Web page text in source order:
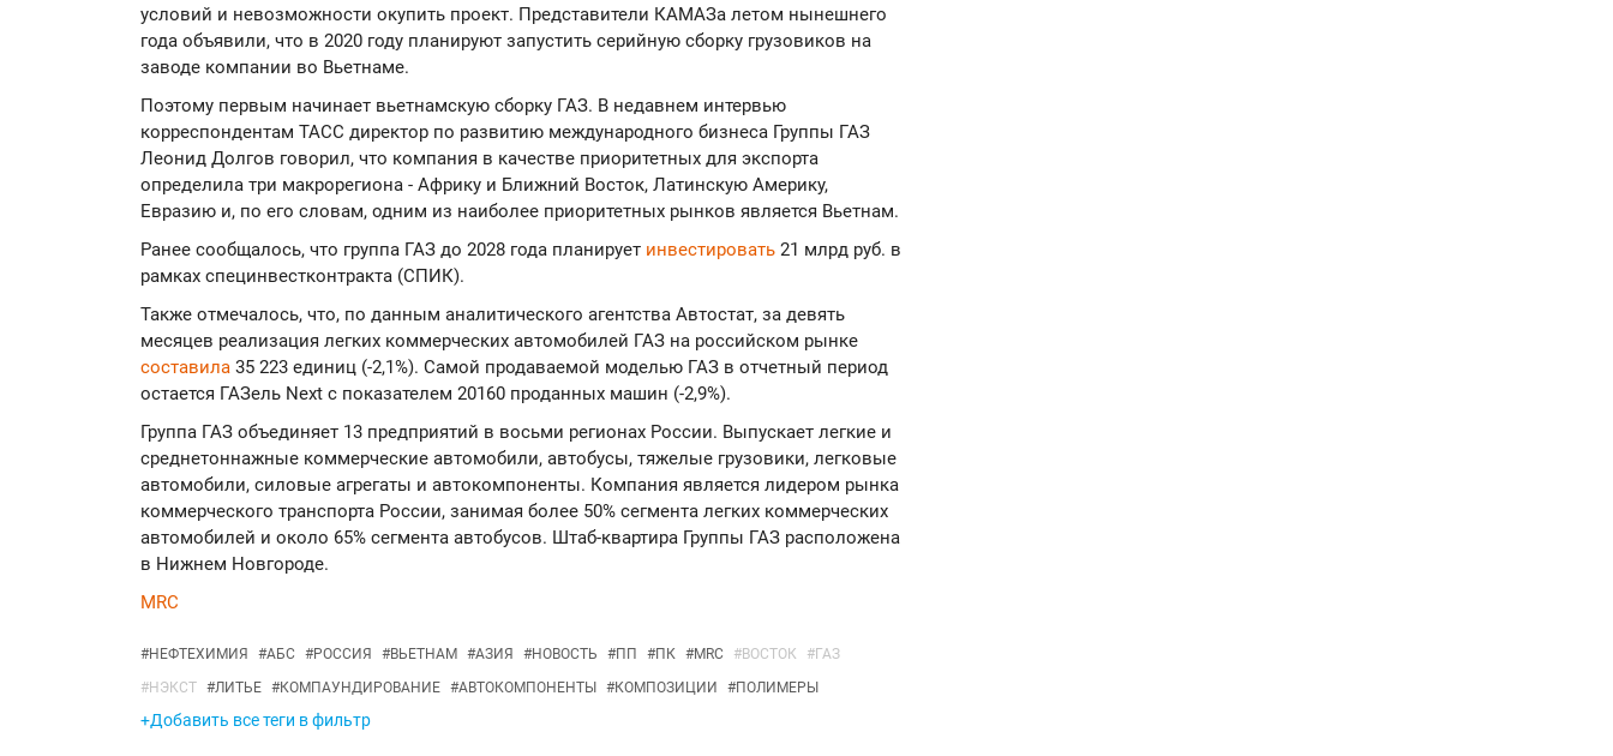
условий и невозможности окупить проект. Представители КАМАЗа летом нынешнего
года объявили, что в 2020 году планируют запустить серийную сборку грузовиков на
заводе компании во Вьетнаме.
Поэтому первым начинает вьетнамскую сборку ГАЗ. В недавнем интервью
корреспондентам ТАСС директор по развитию международного бизнеса Группы ГАЗ
Леонид Долгов говорил, что компания в качестве приоритетных для экспорта
определила три макрорегиона - Африку и Ближний Восток, Латинскую Америку,
Евразию и, по его словам, одним из наиболее приоритетных рынков является Вьетнам.
Ранее сообщалось, что группа ГАЗ до 2028 года планирует инвестировать 21 млрд руб. в
рамках специнвестконтракта (СПИК).
Также отмечалось, что, по данным аналитического агентства Автостат, за девять
месяцев реализация легких коммерческих автомобилей ГАЗ на российском рынке
составила 35 223 единиц (-2,1%). Самой продаваемой моделью ГАЗ в отчетный период
остается ГАЗель Next с показателем 20160 проданных машин (-2,9%).
Группа ГАЗ объединяет 13 предприятий в восьми регионах России. Выпускает легкие и
среднетоннажные коммерческие автомобили, автобусы, тяжелые грузовики, легковые
автомобили, силовые агрегаты и автокомпоненты. Компания является лидером рынка
коммерческого транспорта России, занимая более 50% сегмента легких коммерческих
автомобилей и около 65% сегмента автобусов. Штаб-квартира Группы ГАЗ расположена
в Нижнем Новгороде.
MRC
#НЕФТЕХИМИЯ #АБС #РОССИЯ #ВЬЕТНАМ #АЗИЯ #НОВОСТЬ #ПП #ПК #MRC #ВОСТОК #ГАЗ
#НЭКСТ #ЛИТЬЕ #КОМПАУНДИРОВАНИЕ #АВТОКОМПОНЕНТЫ #КОМПОЗИЦИИ #ПОЛИМЕРЫ
+Добавить все теги в фильтр